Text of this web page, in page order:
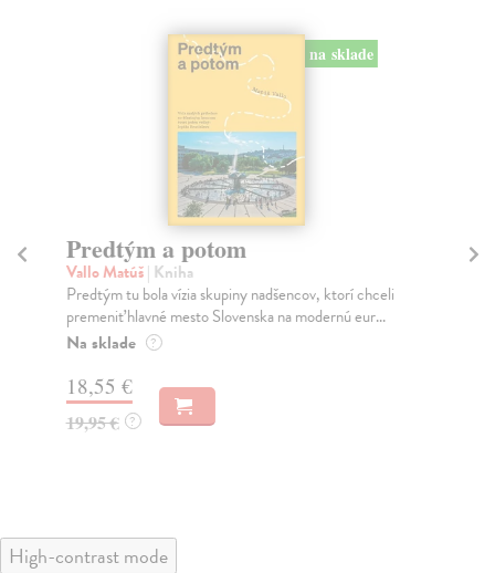
na sklade
Predtým a potom
Vallo Matúš| Kniha
Predtým tu bola vízia skupiny nadšencov, ktorí chceli
premeniť hlavné mesto Slovenska na modernú eur...
Na sklade ?
18,55 €
19,95 € ?
High-contrast mode